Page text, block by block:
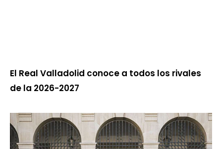
El Real Valladolid conoce a todos los rivales
de la 2026-2027